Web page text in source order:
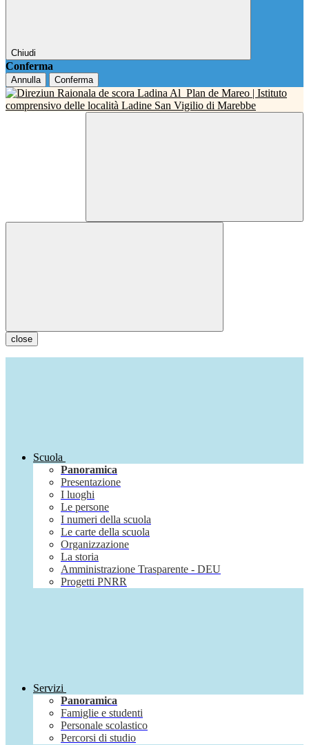
Chiudi
Conferma
Annulla Conferma
close
Scuola
Panoramica
Presentazione
I luoghi
Le persone
I numeri della scuola
Le carte della scuola
Organizzazione
La storia
Amministrazione Trasparente - DEU
Progetti PNRR
Servizi
Panoramica
Famiglie e studenti
Personale scolastico
Percorsi di studio